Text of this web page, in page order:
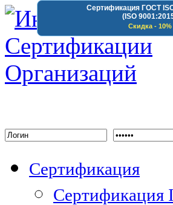
Сертификация ГОСТ
(ISO
Скидка - 10%
Сертификация
Сертификация